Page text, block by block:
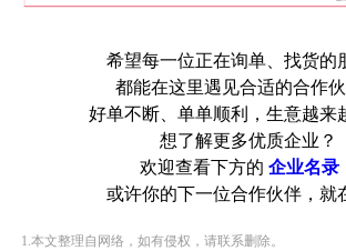
希望每一位正在询单、找货的
都能在这里遇见合适的合作伙
好单不断、单单顺利，生意越来
想了解更多优质企业？
欢迎查看下方的 企业名录
或许你的下一位合作伙伴，就
1.本文整理自网络，如有侵权，请联系删除。